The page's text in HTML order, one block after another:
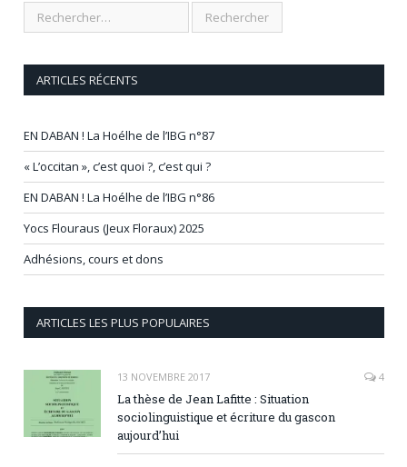
ARTICLES RÉCENTS
EN DABAN ! La Hoélhe de l’IBG n°87
« L’occitan », c’est quoi ?, c’est qui ?
EN DABAN ! La Hoélhe de l’IBG n°86
Yocs Flouraus (Jeux Floraux) 2025
Adhésions, cours et dons
ARTICLES LES PLUS POPULAIRES
13 NOVEMBRE 2017 4
La thèse de Jean Lafitte : Situation
sociolinguistique et écriture du gascon
aujourd’hui